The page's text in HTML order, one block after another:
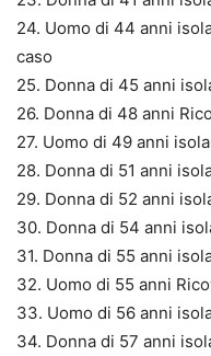
24. Uomo di 44 anni
caso
25. Donna di 45 anni
26. Donna di 48 anni
27. Uomo di 49 anni
28. Donna di 51 anni
29. Donna di 52 anni
30. Donna di 54 anni
31. Donna di 55 anni
32. Uomo di 55 anni
33. Uomo di 56 anni
34. Donna di 57 anni